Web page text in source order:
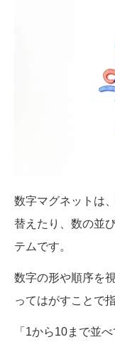
数字マグネットは
替えたり、数の並
テムです。
数字の形や順序を
ってはがすことで
「1から10まで並